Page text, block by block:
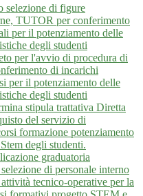
selezione di figure
TUTOR per conferimento
per il potenziamento delle
degli studenti
per l'avvio di procedura di
di incarichi
per il potenziamento delle
degli studenti
stipula trattativa Diretta
del servizio di
formazione potenziamento
degli studenti.
graduatoria
di personale interno
tecnico-operative per la